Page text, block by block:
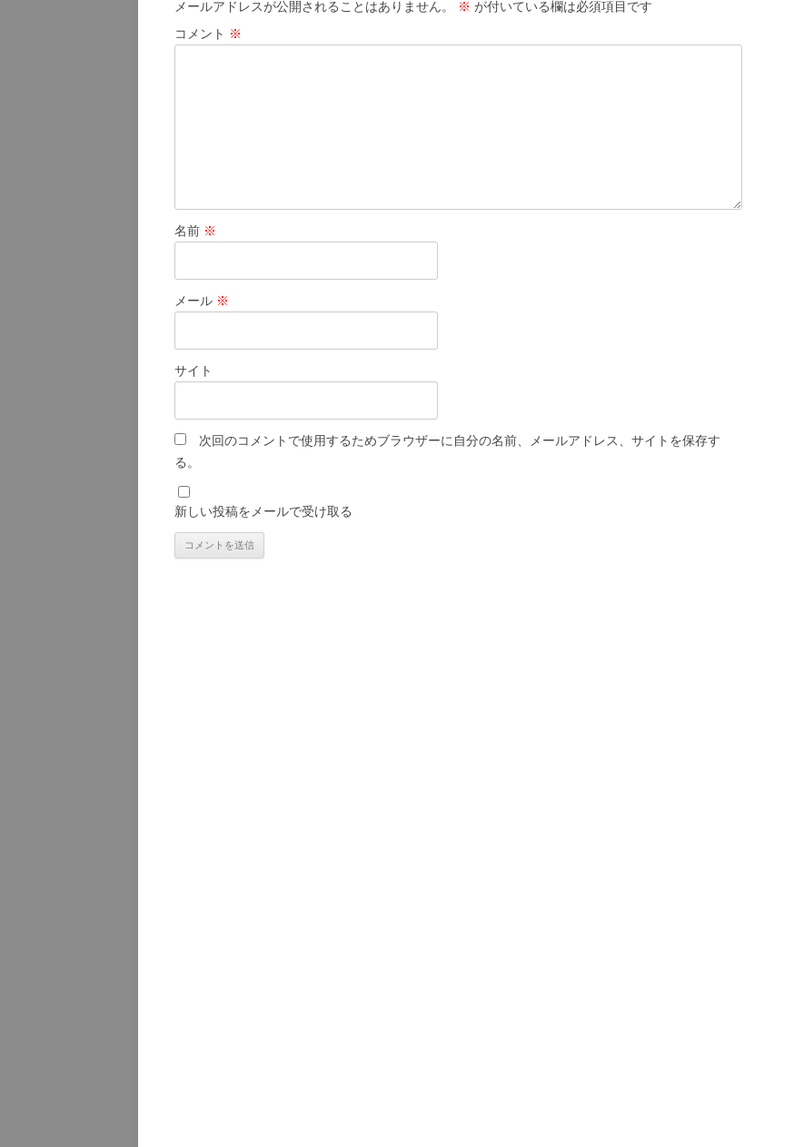
ー
メールアドレスが公開されることはありません。 ※ が付いている欄は必須項目です
コメント ※
名前 ※
メール ※
サイト
次回のコメントで使用するためブラウザーに自分の名前、メールアドレス、サイトを保存す
る。
新しい投稿をメールで受け取る